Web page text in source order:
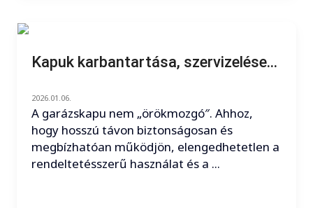
Kapuk karbantartása, szervizelése...
2026.01.06.
A garázskapu nem „örökmozgó″. Ahhoz,
hogy hosszú távon biztonságosan és
megbízhatóan működjön, elengedhetetlen a
rendeltetésszerű használat és a ...